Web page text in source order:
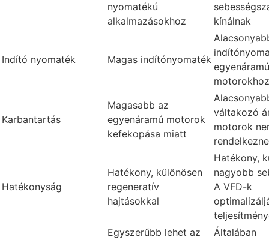
nyomatékú
alkalmazásokhoz
kínálnak
Indító nyomaték Magas indítónyomaték
egyenáramú
Karbantartás
Magasabb az
egyenáramú motorok
kefekopása miatt
váltakozó
motorok
Hatékonyság
Hatékony, különösen
regeneratív
hajtásokkal
Hatékony,
nagyobb
A VFD-k
Egyszerűbb lehet az
Általában